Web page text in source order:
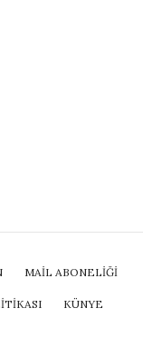
MAIL ABONELIĞI
KÜNYE